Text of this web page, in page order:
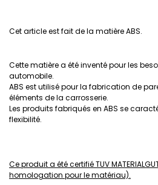
Cet article est fait de la matière ABS.
Cette matière a été inventé pour les
automobile.
ABS est utilisé pour la fabrication de
éléments de la carrosserie.
Les produits fabriqués en ABS se
flexibilité.
Ce produit a été certifié TUV
homologation pour le matériau).